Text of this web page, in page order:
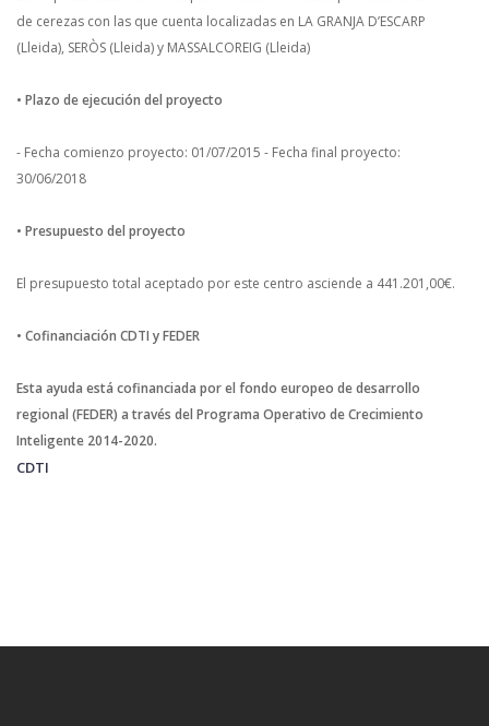
de cerezas con las que cuenta localizadas en LA GRANJA D’ESCARP
(Lleida), SERÒS (Lleida) y MASSALCOREIG (Lleida)
• Plazo de ejecución del proyecto
- Fecha comienzo proyecto: 01/07/2015 - Fecha final proyecto:
30/06/2018
• Presupuesto del proyecto
El presupuesto total aceptado por este centro asciende a 441.201,00€.
• Cofinanciación CDTI y FEDER
Esta ayuda está cofinanciada por el fondo europeo de desarrollo
regional (FEDER) a través del Programa Operativo de Crecimiento
Inteligente 2014-2020.
CDTI